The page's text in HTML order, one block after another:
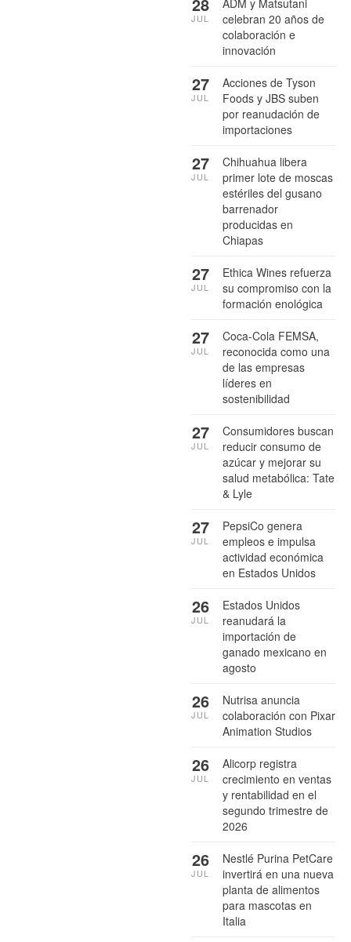
ADM y Matsutani
celebran 20 años de
colaboración e
innovación
JUL
Acciones de Tyson
Foods y JBS suben
por reanudación de
importaciones
27
JUL
Chihuahua libera
primer lote de moscas
estériles del gusano
barrenador
producidas en
Chiapas
27
JUL
Ethica Wines refuerza
su compromiso con la
formación enológica
27
JUL
Coca-Cola FEMSA,
reconocida como una
de las empresas
líderes en
sostenibilidad
27
JUL
Consumidores buscan
reducir consumo de
azúcar y mejorar su
salud metabólica: Tate
& Lyle
27
JUL
PepsiCo genera
empleos e impulsa
actividad económica
en Estados Unidos
27
JUL
Estados Unidos
reanudará la
importación de
ganado mexicano en
agosto
26
JUL
Nutrisa anuncia
colaboración con Pixar
Animation Studios
26
JUL
Alicorp registra
crecimiento en ventas
y rentabilidad en el
segundo trimestre de
2026
26
JUL
Nestlé Purina PetCare
invertirá en una nueva
planta de alimentos
para mascotas en
Italia
26
JUL